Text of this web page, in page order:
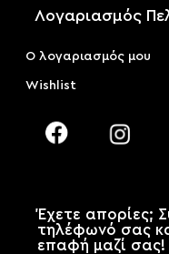
Λογαριασμός
Ο λογαριασμός μου
Wishlist
Έχετε απορίες;
τηλέφωνό σας
επαφή μαζί σας!